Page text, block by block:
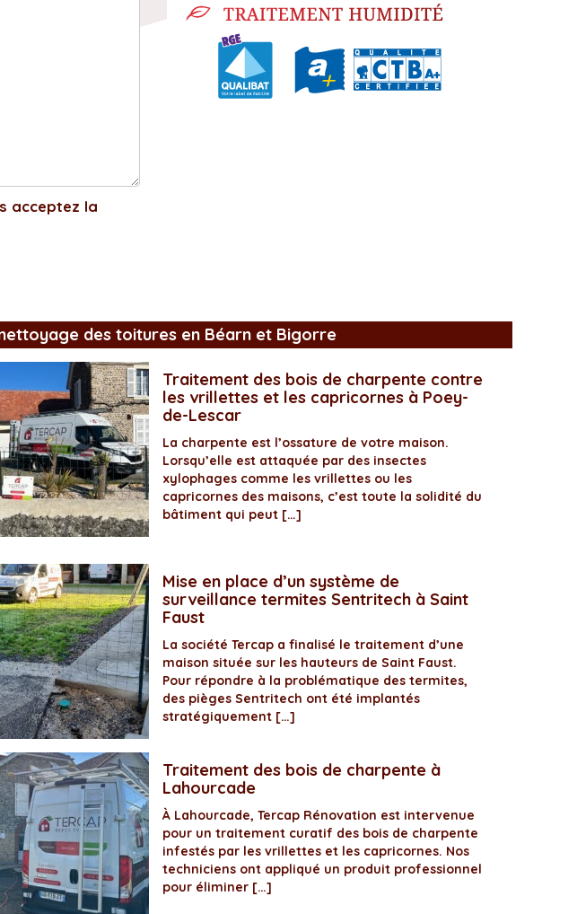
acceptez la
des toitures en Béarn et Bigorre
Traitement des bois de charpente contre
les vrillettes et les capricornes à Poey-
de-Lescar
La charpente est l’ossature de votre maison.
Lorsqu’elle est attaquée par des insectes
xylophages comme les vrillettes ou les
capricornes des maisons, c’est toute la solidité du
bâtiment qui peut […]
Mise en place d’un système de
surveillance termites Sentritech à Saint
Faust
La société Tercap a finalisé le traitement d’une
maison située sur les hauteurs de Saint Faust.
Pour répondre à la problématique des termites,
des pièges Sentritech ont été implantés
stratégiquement […]
Traitement des bois de charpente à
Lahourcade
À Lahourcade, Tercap Rénovation est intervenue
pour un traitement curatif des bois de charpente
infestés par les vrillettes et les capricornes. Nos
techniciens ont appliqué un produit professionnel
pour éliminer […]